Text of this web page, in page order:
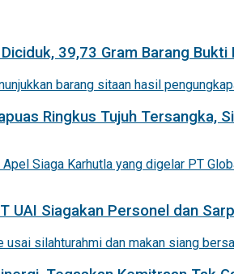
39,73 Gram Barang Bukti
Ringkus Tujuh Tersangka,
UAI Siagakan Personel dan